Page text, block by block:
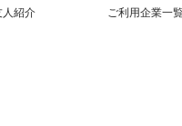
人紹介
ご利用企業一